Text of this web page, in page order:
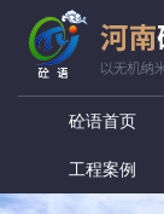
砼语首页
工程案例